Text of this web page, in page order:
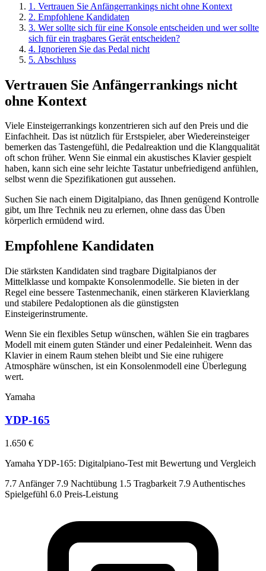
1. Vertrauen Sie Anfängerrankings nicht ohne Kontext
2. Empfohlene Kandidaten
3. Wer sollte sich für eine Konsole entscheiden und wer sollte
sich für ein tragbares Gerät entscheiden?
4. Ignorieren Sie das Pedal nicht
5. Abschluss
Vertrauen Sie Anfängerrankings nicht
ohne Kontext
Viele Einsteigerrankings konzentrieren sich auf den Preis und die
Einfachheit. Das ist nützlich für Erstspieler, aber Wiedereinsteiger
bemerken das Tastengefühl, die Pedalreaktion und die Klangqualität
oft schon früher. Wenn Sie einmal ein akustisches Klavier gespielt
haben, kann sich eine sehr leichte Tastatur unbefriedigend anfühlen,
selbst wenn die Spezifikationen gut aussehen.
Suchen Sie nach einem Digitalpiano, das Ihnen genügend Kontrolle
gibt, um Ihre Technik neu zu erlernen, ohne dass das Üben
körperlich ermüdend wird.
Empfohlene Kandidaten
Die stärksten Kandidaten sind tragbare Digitalpianos der
Mittelklasse und kompakte Konsolenmodelle. Sie bieten in der
Regel eine bessere Tastenmechanik, einen stärkeren Klavierklang
und stabilere Pedaloptionen als die günstigsten
Einsteigerinstrumente.
Wenn Sie ein flexibles Setup wünschen, wählen Sie ein tragbares
Modell mit einem guten Ständer und einer Pedaleinheit. Wenn das
Klavier in einem Raum stehen bleibt und Sie eine ruhigere
Atmosphäre wünschen, ist ein Konsolenmodell eine Überlegung
wert.
Yamaha
YDP-165
1.650 €
Yamaha YDP-165: Digitalpiano-Test mit Bewertung und Vergleich
7.7 Anfänger 7.9 Nachtübung 1.5 Tragbarkeit 7.9 Authentisches
Spielgefühl 6.0 Preis-Leistung